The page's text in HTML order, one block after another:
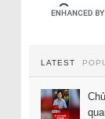
LATEST